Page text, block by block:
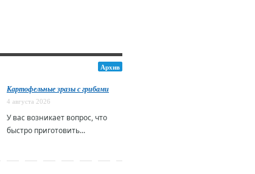
Архив
Картофельные зразы с грибами
4 августа 2026
У вас возникает вопрос, что
быстро приготовить...